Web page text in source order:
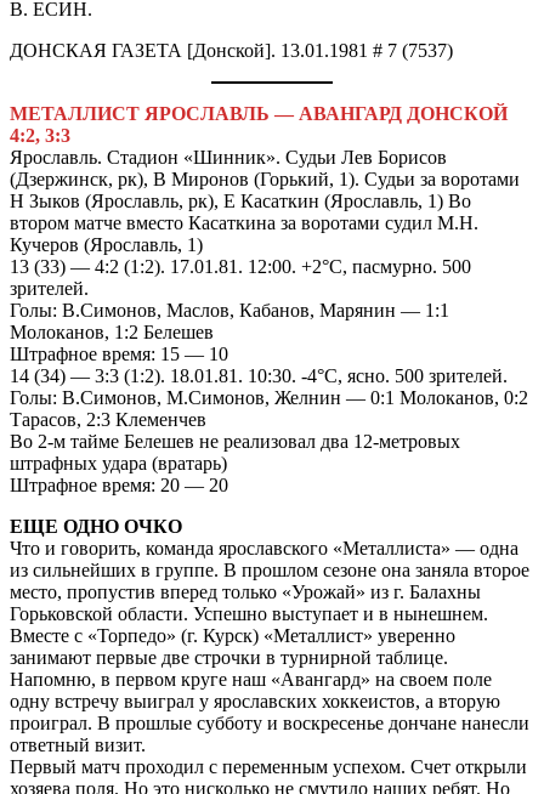
В. ЕСИН.
ДОНСКАЯ ГАЗЕТА [Донской]. 13.01.1981 # 7 (7537)
МЕТАЛЛИСТ ЯРОСЛАВЛЬ — АВАНГАРД ДОНСКОЙ
4:2, 3:3
Ярославль. Стадион «Шинник». Судьи Лев Борисов
(Дзержинск, рк), В Миронов (Горький, 1). Судьи за воротами
Н Зыков (Ярославль, рк), Е Касаткин (Ярославль, 1) Во
втором матче вместо Касаткина за воротами судил М.Н.
Кучеров (Ярославль, 1)
13 (33) — 4:2 (1:2). 17.01.81. 12:00. +2°С, пасмурно. 500
зрителей.
Голы: В.Симонов, Маслов, Кабанов, Марянин — 1:1
Молоканов, 1:2 Белешев
Штрафное время: 15 — 10
14 (34) — 3:3 (1:2). 18.01.81. 10:30. -4°С, ясно. 500 зрителей.
Голы: В.Симонов, М.Симонов, Желнин — 0:1 Молоканов, 0:2
Тарасов, 2:3 Клеменчев
Во 2-м тайме Белешев не реализовал два 12-метровых
штрафных удара (вратарь)
Штрафное время: 20 — 20
ЕЩЕ ОДНО ОЧКО
Что и говорить, команда ярославского «Металлиста» — одна
из сильнейших в группе. В прошлом сезоне она заняла второе
место, пропустив вперед только «Урожай» из г. Балахны
Горьковской области. Успешно выступает и в нынешнем.
Вместе с «Торпедо» (г. Курск) «Металлист» уверенно
занимают первые две строчки в турнирной таблице.
Напомню, в первом круге наш «Авангард» на своем поле
одну встречу выиграл у ярославских хоккеистов, а вторую
проиграл. В прошлые субботу и воскресенье дончане нанесли
ответный визит.
Первый матч проходил с переменным успехом. Счет открыли
хозяева поля. Но это нисколько не смутило наших ребят. Но